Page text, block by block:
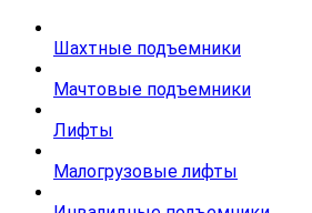
Шахтные подъемники
Мачтовые подъемники
Лифты
Малогрузовые лифты